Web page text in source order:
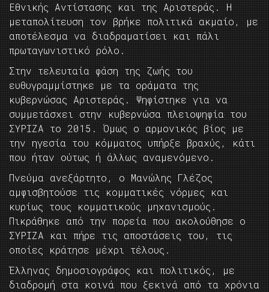
Εθνικής Αντίστασης και της Αριστεράς. Η
μεταπολίτευση τον βρήκε πολιτικά ακμαίο, με
αποτέλεσμα να διαδραματίσει και πάλι
πρωταγωνιστικό ρόλο.
Στην τελευταία φάση της ζωής του
ευθυγραμμίστηκε με τα οράματα της
κυβερνώσας Αριστεράς. Ψηφίστηκε για να
συμμετάσχει στην κυβερνώσα πλειοψηφία του
ΣΥΡΙΖΑ το 2015. Όμως ο αρμονικός βίος με
την ηγεσία του κόμματος υπήρξε βραχύς, κάτι
που ήταν ούτως ή άλλως αναμενόμενο.
Πνεύμα ανεξάρτητο, ο Μανώλης Γλέζος
αμφισβητούσε τις κομματικές νόρμες και
κυρίως τους κομματικούς μηχανισμούς.
Πικράθηκε από την πορεία που ακολούθησε ο
ΣΥΡΙΖΑ και πήρε τις αποστάσεις του, τις
οποίες κράτησε μέχρι τέλους.
Έλληνας δημοσιογράφος και πολιτικός, με
διαδρομή στα κοινά που ξεκινά από τα χρόνια